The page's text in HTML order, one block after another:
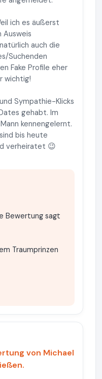
ich es äußerst
Ausweis
auch die
Suchenden
Fake Profile eher
wichtig!
Sympathie-Klicks
gehabt. Im
kennengelernt.
bis heute
verheiratet 😉
Bewertung sagt
Traumprinzen
von Michael